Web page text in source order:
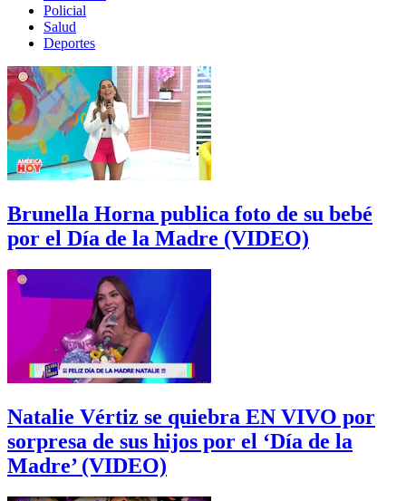
Policial
Salud
Deportes
Brunella Horna publica foto de su bebé
por el Día de la Madre (VIDEO)
Natalie Vértiz se quiebra EN VIVO por
sorpresa de sus hijos por el ‘Día de la
Madre’ (VIDEO)